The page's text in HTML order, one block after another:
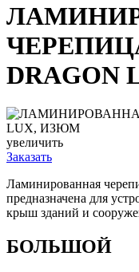
увеличить
Заказать
Ламинированная
предназначена для
крыш зданий и
БОЛЬШОЙ